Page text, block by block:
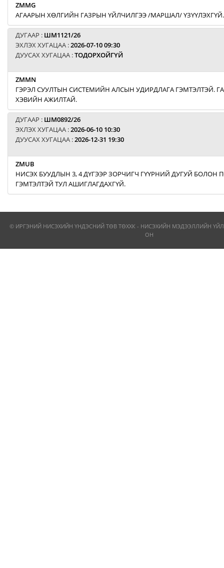
ZMMG
АГААРЫН ХӨЛГИЙН ГАЗРЫН ҮЙЛЧИЛГЭЭ /МАРШАЛ/ ҮЗҮҮЛЭХГҮЙ.
ДУГААР : ШМ1121/26
ЭХЛЭХ ХУГАЦАА :2026-07-10 09:30
ДУУСАХ ХУГАЦАА :ТОДОРХОЙГҮЙ
ZMMN
ГЭРЭЛ СУУЛТЫН СИСТЕМИЙН АЛСЫН УДИРДЛАГА ГЭМТЭЛТЭЙ.
ХЭВИЙН АЖИЛТАЙ.
ДУГААР : ШМ0892/26
ЭХЛЭХ ХУГАЦАА :2026-06-10 10:30
ДУУСАХ ХУГАЦАА :2026-12-31 19:30
ZMUB
НИСЭХ БУУДЛЫН 3, 4 ДҮГЭЭР ЗОРЧИГЧ ГҮҮРНИЙ ДУГУЙ БОЛОН
ГЭМТЭЛТЭЙ ТУЛ АШИГЛАГДАХГҮЙ.
© ИРГЭНИЙ НИСЭХИЙН ҮНДЭСНИЙ ТӨВ ТӨХХК - НИСЭХИЙН МЭДЭЭЛЛИЙН
ОН